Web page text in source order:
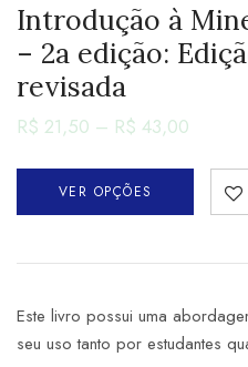
Introdução à
– 2a edição:
revisada
R$ 21,50 – R$ 43,00
VER OPÇÕES
Este livro possui uma
seu uso tanto por estudantes